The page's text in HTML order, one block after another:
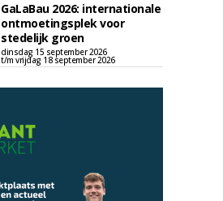
GaLaBau 2026: internationale
ontmoetingsplek voor
stedelijk groen
dinsdag 15 september 2026
t/m vrijdag 18 september 2026